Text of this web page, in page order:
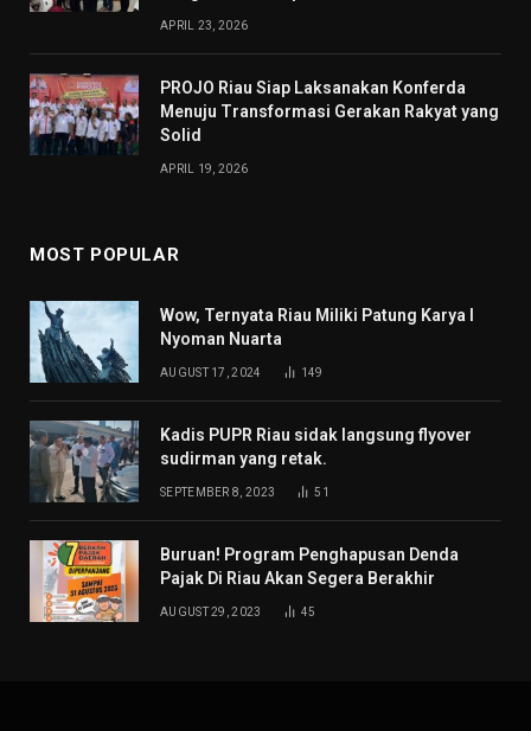
APRIL 23, 2026
PROJO Riau Siap Laksanakan Konferda
Menuju Transformasi Gerakan Rakyat yang
Solid
APRIL 19, 2026
MOST POPULAR
Wow, Ternyata Riau Miliki Patung Karya I
Nyoman Nuarta
AUGUST 17, 2024 149
Kadis PUPR Riau sidak langsung flyover
sudirman yang retak.
SEPTEMBER 8, 2023 51
Buruan! Program Penghapusan Denda
Pajak Di Riau Akan Segera Berakhir
AUGUST 29, 2023 45